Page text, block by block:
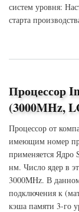
систем уровня:
старта
о Процессор Intel
Процессор
(3000MHz,
Процессор от
имеющим номер
применяется Ядро
нм. Число ядер в
3000MHz. В
подключения к
кэша памяти 3-го